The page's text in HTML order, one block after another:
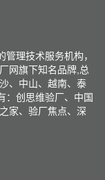
理技术服务机构，
网旗下知名品牌,总
、中山、越南、泰
：创思维验厂、中国
家、验厂焦点、深